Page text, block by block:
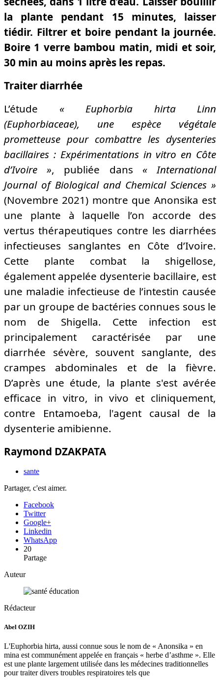
la plante pendant 15 minutes, laisser
tiédir. Filtrer et boire pendant la journée.
Boire 1 verre bambou matin, midi et soir,
30 min au moins après les repas.
Traiter diarrhée
L’étude « Euphorbia hirta Linn
(Euphorbiaceae), une espèce végétale
prometteuse pour combattre les dysenteries
bacillaires : Expérimentations in vitro en Côte
d’Ivoire », publiée dans « International
Journal of Biological and Chemical Sciences »
(Novembre 2021) montre que Anonsika est
une plante à laquelle l’on accorde des
vertus thérapeutiques contre les diarrhées
infectieuses sanglantes en Côte d’Ivoire.
Cette plante combat la shigellose,
également appelée dysenterie bacillaire, est
une maladie infectieuse de l’intestin causée
par un groupe de bactéries connues sous le
nom de Shigella. Cette infection est
principalement caractérisée par une
diarrhée sévère, souvent sanglante, des
crampes abdominales et de la fièvre.
D’après une étude, la plante s'est avérée
efficace in vitro, in vivo et cliniquement,
contre Entamoeba, l'agent causal de la
dysenterie amibienne.
Raymond DZAKPATA
sante
Partager, c'est aimer.
Facebook
Twitter
Google+
Linkedin
WhatsApp
20
Partage
Auteur
Rédacteur
Abel OZIH
L'Euphorbia hirta, aussi connue sous le nom de « Anonsika » en
mina est communément appelée en français « herbe d’asthme ». Elle
est une plante largement utilisée dans les médecines traditionnelles
pour traiter divers troubles respiratoires tels que